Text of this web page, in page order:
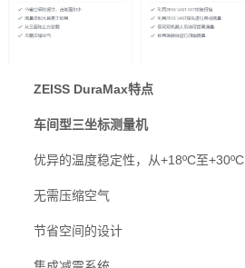
ZEISS DuraMax特点
车间型三坐标测量机
优异的温度稳定性，从+18ºC至+30ºC
无需压缩空气
节省空间的设计